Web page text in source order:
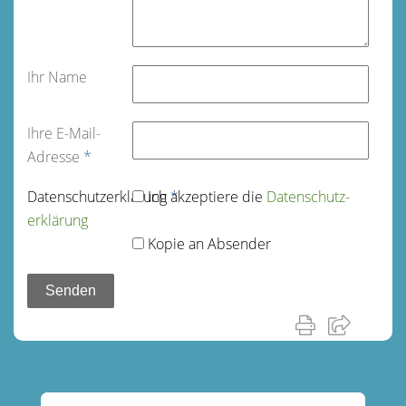
Ihr Name
Ihre E-Mail-
Adresse *
Datenschutz­erklärung*
Ich akzeptiere die Datenschutz­
erklärung
Kopie an Absender